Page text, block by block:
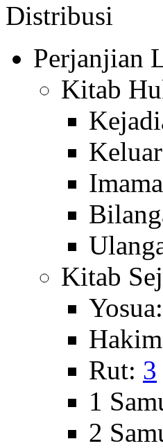
Distribusi
Perjanjian
Kitab
Kitab
Yosua:
Rut: 3
1
2